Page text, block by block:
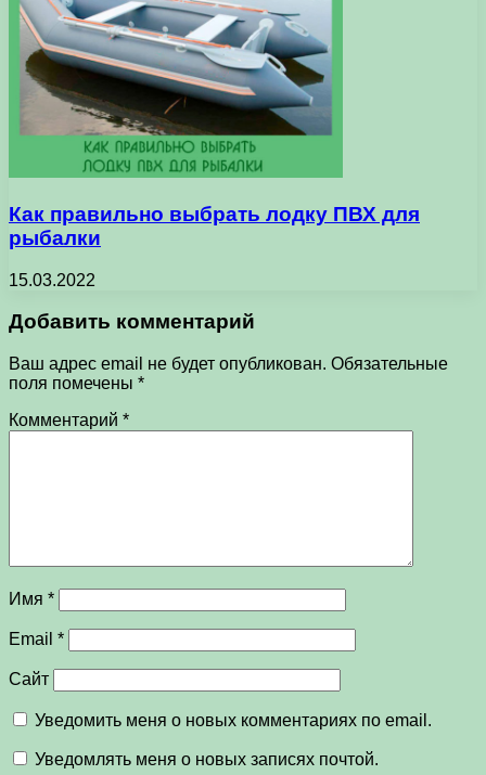
Как правильно выбрать лодку ПВХ для
рыбалки
15.03.2022
Добавить комментарий
Ваш адрес email не будет опубликован. Обязательные
поля помечены *
Комментарий *
Имя *
Email *
Сайт
Уведомить меня о новых комментариях по email.
Уведомлять меня о новых записях почтой.